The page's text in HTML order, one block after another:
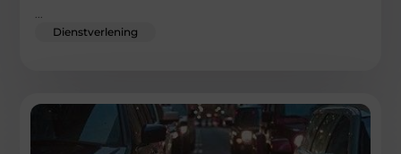
...
Dienstverlening